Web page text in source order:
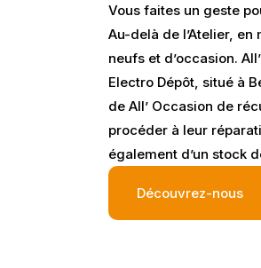
Vous faites un geste
Au-delà de l’Atelier,
neufs et d’occasion.
Electro Dépôt, situé à
de All’ Occasion de
procéder à leur
également d’un stock
Découvrez-nous